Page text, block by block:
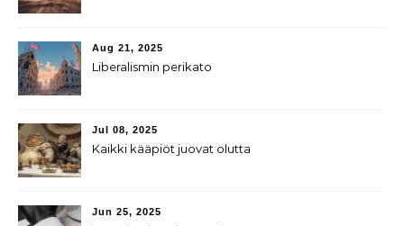
Aug 21, 2025
Liberalismin perikato
Jul 08, 2025
Kaikki kääpiöt juovat olutta
Jun 25, 2025